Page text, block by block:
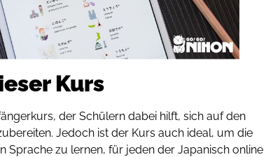
Kurs
der Schülern dabei hilft, sich auf den
Jedoch ist der Kurs auch ideal, um die
Sprache zu lernen, für jeden der Japanisch online